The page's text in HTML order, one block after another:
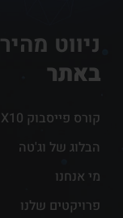
ניווט מהיר
באתר
קורס פייסבוק X10
הבלוג של וג'טה
מי אנחנו
פרויקטים שלנו